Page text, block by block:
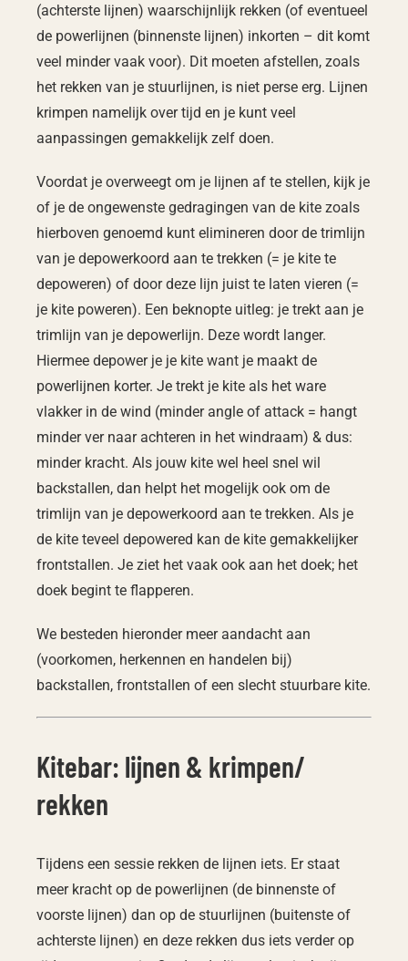
(achterste lijnen) waarschijnlijk rekken (of eventueel
de powerlijnen (binnenste lijnen) inkorten – dit komt
veel minder vaak voor). Dit moeten afstellen, zoals
het rekken van je stuurlijnen, is niet perse erg. Lijnen
krimpen namelijk over tijd en je kunt veel
aanpassingen gemakkelijk zelf doen.
Voordat je overweegt om je lijnen af te stellen, kijk je
of je de ongewenste gedragingen van de kite zoals
hierboven genoemd kunt elimineren door de trimlijn
van je depowerkoord aan te trekken (= je kite te
depoweren) of door deze lijn juist te laten vieren (=
je kite poweren). Een beknopte uitleg: je trekt aan je
trimlijn van je depowerlijn. Deze wordt langer.
Hiermee depower je je kite want je maakt de
powerlijnen korter. Je trekt je kite als het ware
vlakker in de wind (minder angle of attack = hangt
minder ver naar achteren in het windraam) & dus:
minder kracht. Als jouw kite wel heel snel wil
backstallen, dan helpt het mogelijk ook om de
trimlijn van je depowerkoord aan te trekken. Als je
de kite teveel depowered kan de kite gemakkelijker
frontstallen. Je ziet het vaak ook aan het doek; het
doek begint te flapperen.
We besteden hieronder meer aandacht aan
(voorkomen, herkennen en handelen bij)
backstallen, frontstallen of een slecht stuurbare kite.
Kitebar: lijnen & krimpen/
rekken
Tijdens een sessie rekken de lijnen iets. Er staat
meer kracht op de powerlijnen (de binnenste of
voorste lijnen) dan op de stuurlijnen (buitenste of
achterste lijnen) en deze rekken dus iets verder op